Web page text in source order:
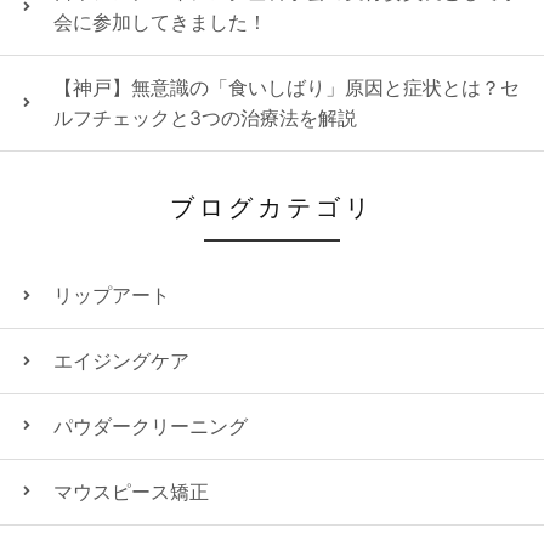
会に参加してきました！
【神戸】無意識の「食いしばり」原因と症状とは？セ
ルフチェックと3つの治療法を解説
ブログカテゴリ
リップアート
エイジングケア
パウダークリーニング
マウスピース矯正